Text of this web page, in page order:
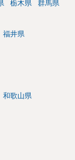
栃木県 群馬県
福井県
和歌山県